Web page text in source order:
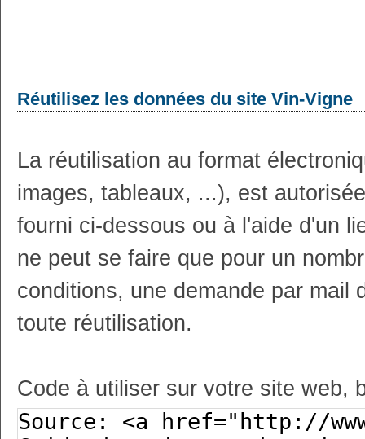
Réutilisez les données du site Vin-Vigne
La réutilisation au format
images, tableaux, ...), est
fourni ci-dessous ou à l'aide d'un
ne peut se faire que pour un
conditions, une demande par mail
toute réutilisation.
Code à utiliser sur votre site web,